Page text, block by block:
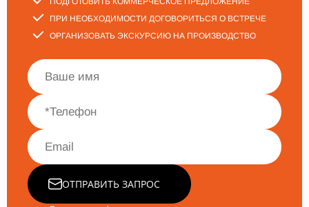
ПРИ НЕОБХОДИМОСТИ ДОГОВОРИТЬСЯ О ВСТРЕЧЕ
ОРГАНИЗОВАТЬ ЭКСКУРСИЮ НА ПРОИЗВОДСТВО
ОТПРАВИТЬ ЗАПРОС